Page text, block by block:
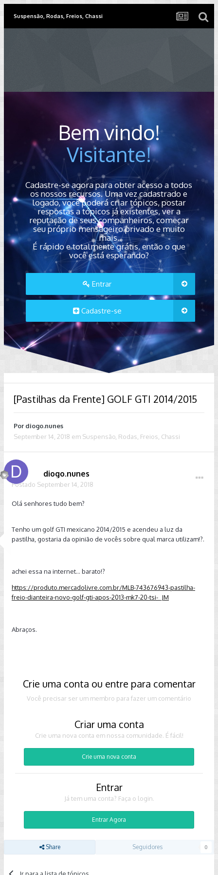
Suspensão, Rodas, Freios, Chassi
Bem vindo!
Visitante!
Cadastre-se agora para obter acesso a todos
os nossos recursos. Uma vez cadastrado e
logado, você poderá criar tópicos, postar
respostas a tópicos já existentes, ver a
reputação de seus companheiros, começar
seu próprio mensageiro privado e muito
mais.
É rápido e totalmente grátis, então o que
você está esperando?
Entrar
Cadastre-se
[Pastilhas da Frente] GOLF GTI 2014/2015
Por diogo.nunes
September 14, 2018 em Suspensão, Rodas, Freios, Chassi
diogo.nunes
Postado September 14, 2018
Olá senhores tudo bem?
Tenho um golf GTI mexicano 2014/2015 e acendeu a luz da
pastilha, gostaria da opinião de vocês sobre qual marca utilizam!?.
achei essa na internet... barato!?
https://produto.mercadolivre.com.br/MLB-743676943-pastilha-
freio-dianteira-novo-golf-gti-apos-2013-mk7-20-tsi-_JM
Abraços.
Crie uma conta ou entre para comentar
Você precisar ser um membro para fazer um comentário
Criar uma conta
Crie uma nova conta em nossa comunidade. É fácil!
Crie uma nova conta
Entrar
Já tem uma conta? Faça o login.
Entrar Agora
Share Seguidores 0